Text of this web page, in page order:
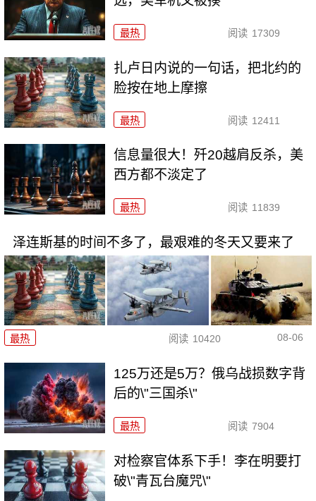
最热 阅读 17309
扎卢日内说的一句话，把北约的
脸按在地上摩擦
最热 阅读 12411
信息量很大！歼20越肩反杀，美
西方都不淡定了
最热 阅读 11839
泽连斯基的时间不多了，最艰难的冬天又要来了
最热 阅读 10420 08-06
125万还是5万？俄乌战损数字背
后的\"三国杀\"
最热 阅读 7904
对检察官体系下手！李在明要打
破\"青瓦台魔咒\"